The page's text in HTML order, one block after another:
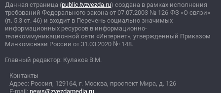
Данная страница (public.tvzvezda.ru) создана в рамках исполнения
требований Федерального закона от 07.07.2003 № 126-ФЗ «О связи»
(п. 5.3 ст. 46) и входит в Перечень социально значимых
информационных ресурсов в информационно-
телекоммуникационной сети «Интернет», утвержденный Приказом
Минкомсвязи России от 31.03.2020 № 148.
Главный редактор: Кулаков В.М.
Контакты
Адрес: Россия, 129164, г. Москва, проспект Мира, д. 126
E-mail: news@zvezdamedia.ru